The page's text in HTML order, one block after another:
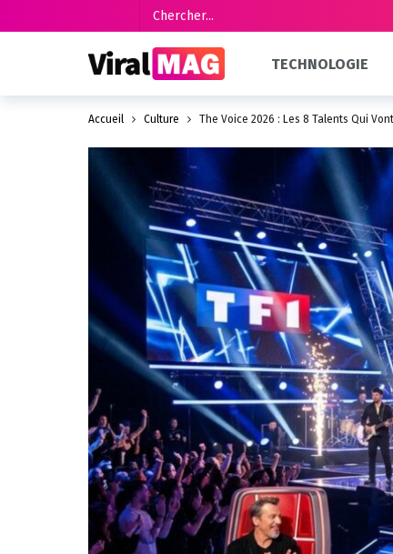
TECHNOLOGIE
Accueil Culture The Voice 2026 : Les 8 Talents Qui